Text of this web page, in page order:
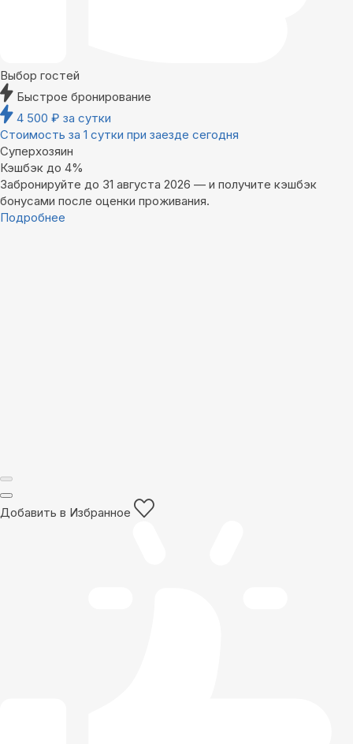
Выбор гостей
Быстрое бронирование
4 500 ₽ за сутки
Стоимость за 1 сутки при заезде сегодня
Суперхозяин
Кэшбэк до 4%
Забронируйте до 31 августа 2026 — и получите кэшбэк
бонусами после оценки проживания.
Подробнее
Добавить в Избранное